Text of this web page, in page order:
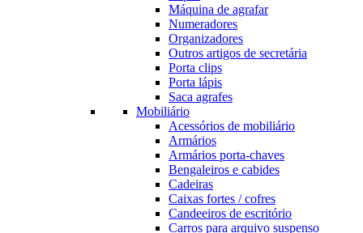
Máquina de agrafar
Numeradores
Organizadores
Outros artigos de secretária
Porta clips
Porta lápis
Saca agrafes
Mobiliário
Acessórios de mobiliário
Armários
Armários porta-chaves
Bengaleiros e cabides
Cadeiras
Caixas fortes / cofres
Candeeiros de escritório
Carros para arquivo suspenso